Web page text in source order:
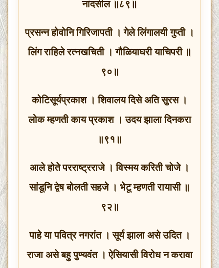
नांदसील ॥८९॥
प्रसन्न होवोनि गिरिजापती । गेले लिंगालयी गुप्ती ।
लिंग राहिले रत्‍नखचिती । गौळियाघरी याचिपरी ॥
९०॥
कोटिसूर्यप्रकाश । शिवालय दिसे अति सुरस ।
लोक म्हणती काय प्रकाश । उदय झाला दिनकरा
॥९१॥
आले होते परराष्ट्रराजे । विस्मय करिती चोजे ।
सांडूनि द्वेष बोलती सहजे । भेटू म्हणती रायासी ॥
९२॥
पाहे या पवित्र नगरांत । सूर्य झाला असे उदित ।
राजा असे बहु पुण्यवंत । ऐसियासी विरोध न करावा